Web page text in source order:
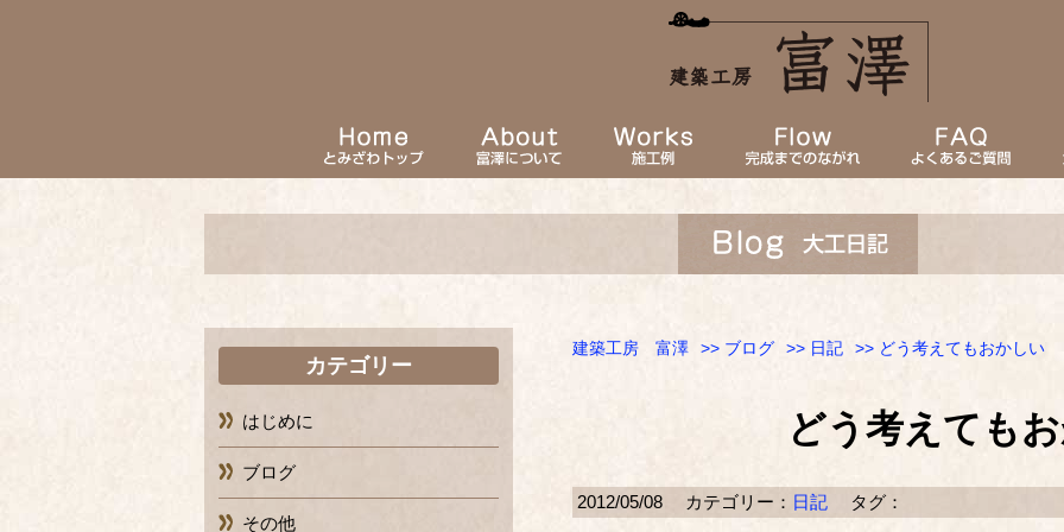
建築工房 富澤 >> ブログ >> 日記 >> どう考えてもおかしい
どう考えても
2012/05/08 カテゴリー： 日記 タグ：
カテゴリー
はじめに
ブログ
その他